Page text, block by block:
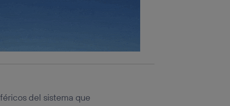
del sistema que